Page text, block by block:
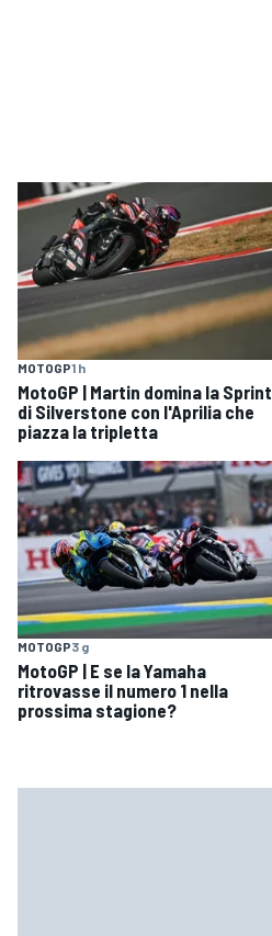
MOTOGP1 h
MotoGP | Martin domina la Sprint
di Silverstone con l'Aprilia che
piazza la tripletta
MOTOGP3 g
MotoGP | E se la Yamaha
ritrovasse il numero 1 nella
prossima stagione?